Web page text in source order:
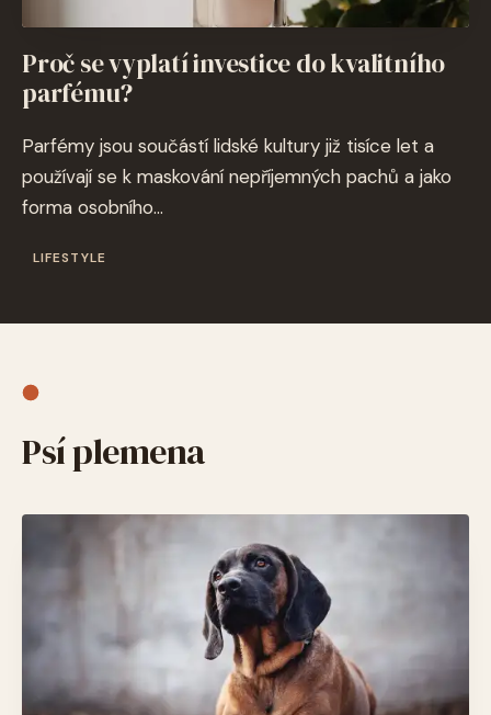
Proč se vyplatí investice do kvalitního
parfému?
Parfémy jsou součástí lidské kultury již tisíce let a
používají se k maskování nepříjemných pachů a jako
forma osobního...
LIFESTYLE
Psí plemena